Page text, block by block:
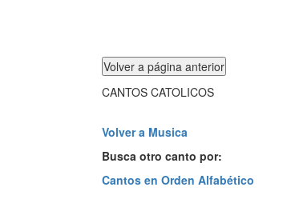
CANTOS CATOLICOS
Volver a Musica
Busca otro canto por:
Cantos en Orden Alfabético